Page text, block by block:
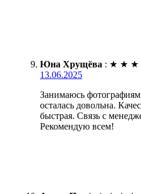
Юна Хрущёва : ★ ★ ★
13.06.2025
Занимаюсь
осталась довольна.
быстрая. Связь с
Рекомендую всем!